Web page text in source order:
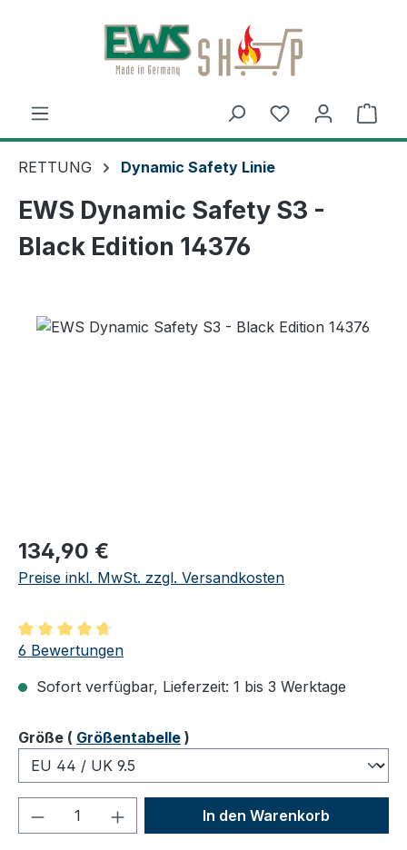
Zum Hauptinhalt springen
RETTUNG Dynamic Safety Linie
EWS Dynamic Safety S3 -
Black Edition 14376
Regulärer Preis:
134,90 €
Preise inkl. MwSt. zzgl. Versandkosten
Durchschnittliche Bewertung von 4.83 von 5 Sternen
6 Bewertungen
Sofort verfügbar, Lieferzeit: 1 bis 3 Werktage
Größeauswählen
( Größentabelle )
Produkt Anzahl: Gib denIn den Warenkorb